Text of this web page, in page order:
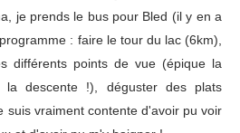
je prends le bus pour Bled (il y en a
: faire le tour du lac (6km),
différents points de vue (épique la
la descente !), déguster des plats
suis vraiment contente d'avoir pu voir